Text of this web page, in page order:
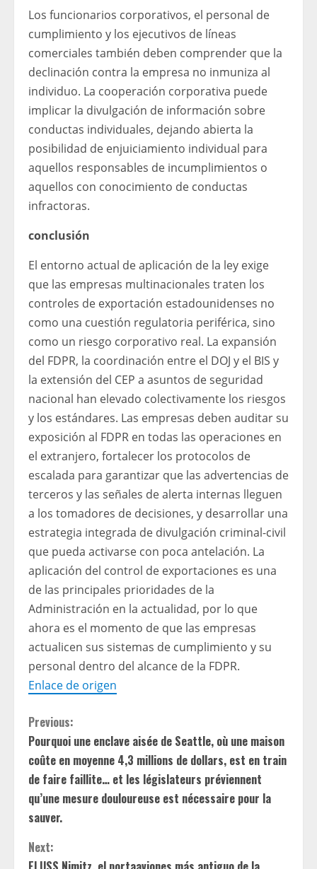
Los funcionarios corporativos, el personal de
cumplimiento y los ejecutivos de líneas
comerciales también deben comprender que la
declinación contra la empresa no inmuniza al
individuo. La cooperación corporativa puede
implicar la divulgación de información sobre
conductas individuales, dejando abierta la
posibilidad de enjuiciamiento individual para
aquellos responsables de incumplimientos o
aquellos con conocimiento de conductas
infractoras.
conclusión
El entorno actual de aplicación de la ley exige
que las empresas multinacionales traten los
controles de exportación estadounidenses no
como una cuestión regulatoria periférica, sino
como un riesgo corporativo real. La expansión
del FDPR, la coordinación entre el DOJ y el BIS y
la extensión del CEP a asuntos de seguridad
nacional han elevado colectivamente los riesgos
y los estándares. Las empresas deben auditar su
exposición al FDPR en todas las operaciones en
el extranjero, fortalecer los protocolos de
escalada para garantizar que las advertencias de
terceros y las señales de alerta internas lleguen
a los tomadores de decisiones, y desarrollar una
estrategia integrada de divulgación criminal-civil
que pueda activarse con poca antelación. La
aplicación del control de exportaciones es una
de las principales prioridades de la
Administración en la actualidad, por lo que
ahora es el momento de que las empresas
actualicen sus sistemas de cumplimiento y su
personal dentro del alcance de la FDPR.
Enlace de origen
C
o
n
t
i
Previous:
Pourquoi une enclave aisée de Seattle, où une maison
coûte en moyenne 4,3 millions de dollars, est en train
de faire faillite… et les législateurs préviennent
qu’une mesure douloureuse est nécessaire pour la
sauver.
Next: